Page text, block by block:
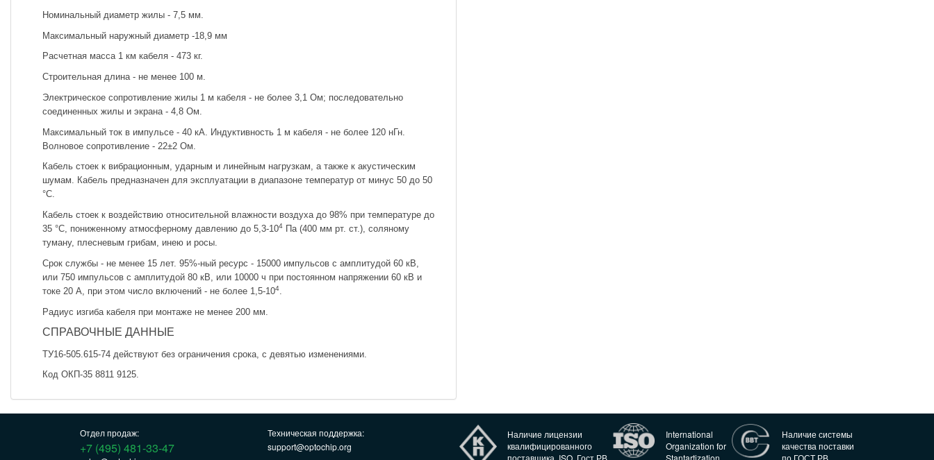
Номинальный диаметр жилы - 7,5 мм.
Максимальный наружный диаметр -18,9 мм
Расчетная масса 1 км кабеля - 473 кг.
Строительная длина - не менее 100 м.
Электрическое сопротивление жилы 1 м кабеля - не более 3,1 Ом; последовательно
соединенных жилы и экрана - 4,8 Ом.
Максимальный ток в импульсе - 40 кА. Индуктивность 1 м кабеля - не более 120 нГн.
Волновое сопротивление - 22±2 Ом.
Кабель стоек к вибрационным, ударным и линейным нагрузкам, а также к акустическим
шумам. Кабель предназначен для эксплуатации в диапазоне температур от минус 50 до 50
°С.
Кабель стоек к воздействию относительной влажности воздуха до 98% при температуре до
35 °С, пониженному атмосферному давлению до 5,3-104 Па (400 мм рт. ст.), соляному
туману, плесневым грибам, инею и росы.
Срок службы - не менее 15 лет. 95%-ный ресурс - 15000 импульсов с амплитудой 60 кВ,
или 750 импульсов с амплитудой 80 кВ, или 10000 ч при постоянном напряжении 60 кВ и
токе 20 А, при этом число включений - не более 1,5-104
Радиус изгиба кабеля при монтаже не менее 200 мм.
СПРАВОЧНЫЕ ДАННЫЕ
ТУ16-505.615-74 действуют без ограничения срока, с девятью изменениями.
Код ОКП-35 8811 9125.
Отдел продаж:
+7 (495) 481-33-47
Техническая поддержка:
support@optochip.org
Наличие лицензии
квалифицированного
поставщика, ISO, Гост РВ
International
Organization for
Stantartization
Наличие системы
качества поставки
по ГОСТ РВ